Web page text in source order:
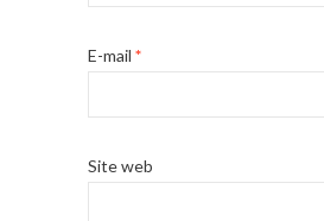
E-mail *
Site web